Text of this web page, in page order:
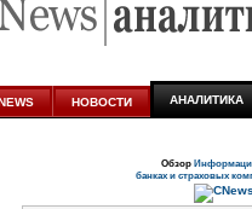
НОВОСТИ АНАЛИТИКА
Обзор
банках и страховых